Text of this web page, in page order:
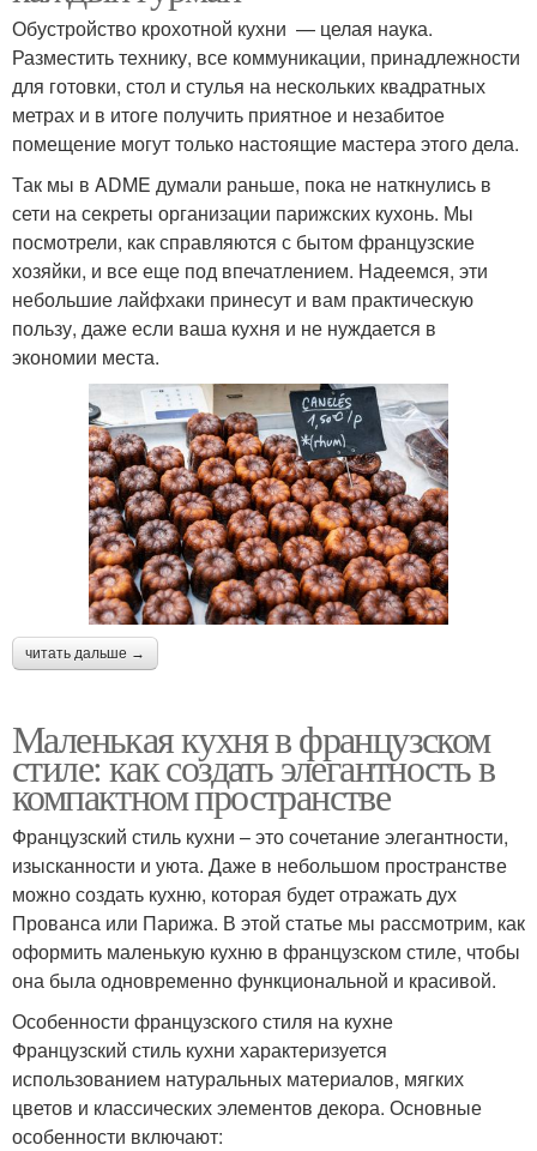
Обустройство крохотной кухни — целая наука.
Разместить технику, все коммуникации, принадлежности
для готовки, стол и стулья на нескольких квадратных
метрах и в итоге получить приятное и незабитое
помещение могут только настоящие мастера этого дела.
Так мы в ADME думали раньше, пока не наткнулись в
сети на секреты организации парижских кухонь. Мы
посмотрели, как справляются с бытом французские
хозяйки, и все еще под впечатлением. Надеемся, эти
небольшие лайфхаки принесут и вам практическую
пользу, даже если ваша кухня и не нуждается в
экономии места.
читать дальше →
Маленькая кухня в французском
стиле: как создать элегантность в
компактном пространстве
Французский стиль кухни – это сочетание элегантности,
изысканности и уюта. Даже в небольшом пространстве
можно создать кухню, которая будет отражать дух
Прованса или Парижа. В этой статье мы рассмотрим, как
оформить маленькую кухню в французском стиле, чтобы
она была одновременно функциональной и красивой.
Особенности французского стиля на кухне
Французский стиль кухни характеризуется
использованием натуральных материалов, мягких
цветов и классических элементов декора. Основные
особенности включают: